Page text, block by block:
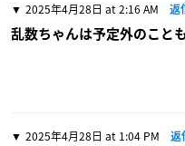
2025年4月28日 at 2:16 AM 返
乱数ちゃんは予定外のこと
2025年4月28日 at 1:04 PM 返